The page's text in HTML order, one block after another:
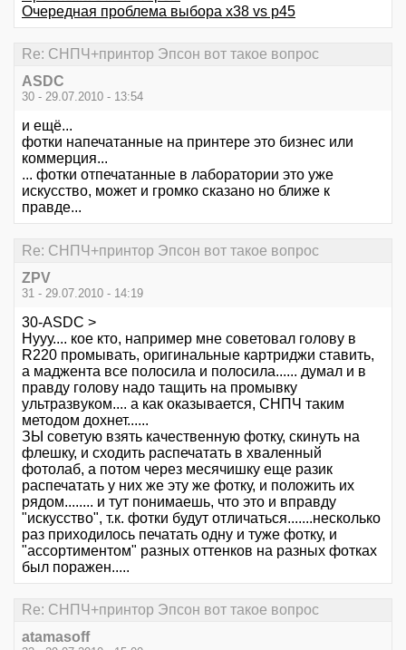
Очередная проблема выбора х38 vs р45
Re: СНПЧ+принтор Эпсон вот такое вопрос
ASDC
30 - 29.07.2010 - 13:54
и ещё...
фотки напечатанные на принтере это бизнес или
коммерция...
... фотки отпечатанные в лаборатории это уже
искусство, может и громко сказано но ближе к
правде...
Re: СНПЧ+принтор Эпсон вот такое вопрос
ZPV
31 - 29.07.2010 - 14:19
30-ASDC >
Нууу.... кое кто, например мне советовал голову в
R220 промывать, оригинальные картриджи ставить,
а маджента все полосила и полосила...... думал и в
правду голову надо тащить на промывку
ультразвуком.... а как оказывается, СНПЧ таким
методом дохнет......
ЗЫ советую взять качественную фотку, скинуть на
флешку, и сходить распечатать в хваленный
фотолаб, а потом через месячишку еще разик
распечатать у них же эту же фотку, и положить их
рядом........ и тут понимаешь, что это и вправду
"искусство", т.к. фотки будут отличаться.......несколько
раз приходилось печатать одну и туже фотку, и
"ассортиментом" разных оттенков на разных фотках
был поражен.....
Re: СНПЧ+принтор Эпсон вот такое вопрос
atamasoff